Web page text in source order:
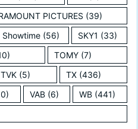
PICTURES (39)
Showtime(56) SKY1 (33)
TOMY (7)
TVK (5) TX(436)
VAB(6) WB (441)